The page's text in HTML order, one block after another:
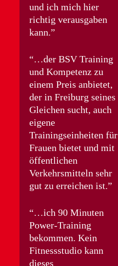
und ich mich hier
richtig verausgaben
kann.
…der BSV Training
und Kompetenz zu
einem Preis anbietet,
der in Freiburg seines
Gleichen sucht, auch
eigene
Trainingseinheiten für
Frauen bietet und mit
öffentlichen
Verkehrsmitteln sehr
gut zu erreichen ist.
…ich 90 Minuten
Power-Training
bekommen. Kein
Fitnessstudio kann
dieses